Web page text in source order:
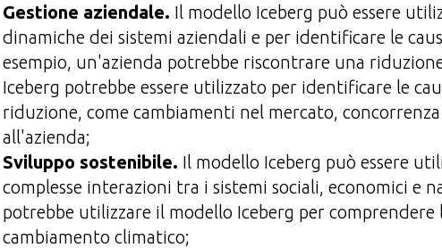
Gestione aziendale. Il modello Iceberg può essere
dinamiche dei sistemi aziendali e per identificare le
esempio, un'azienda potrebbe riscontrare una
Iceberg potrebbe essere utilizzato per identificare le
riduzione, come cambiamenti nel mercato,
all'azienda;
Sviluppo sostenibile. Il modello Iceberg può essere
complesse interazioni tra i sistemi sociali, economici e
potrebbe utilizzare il modello Iceberg per comprendere
cambiamento climatico;